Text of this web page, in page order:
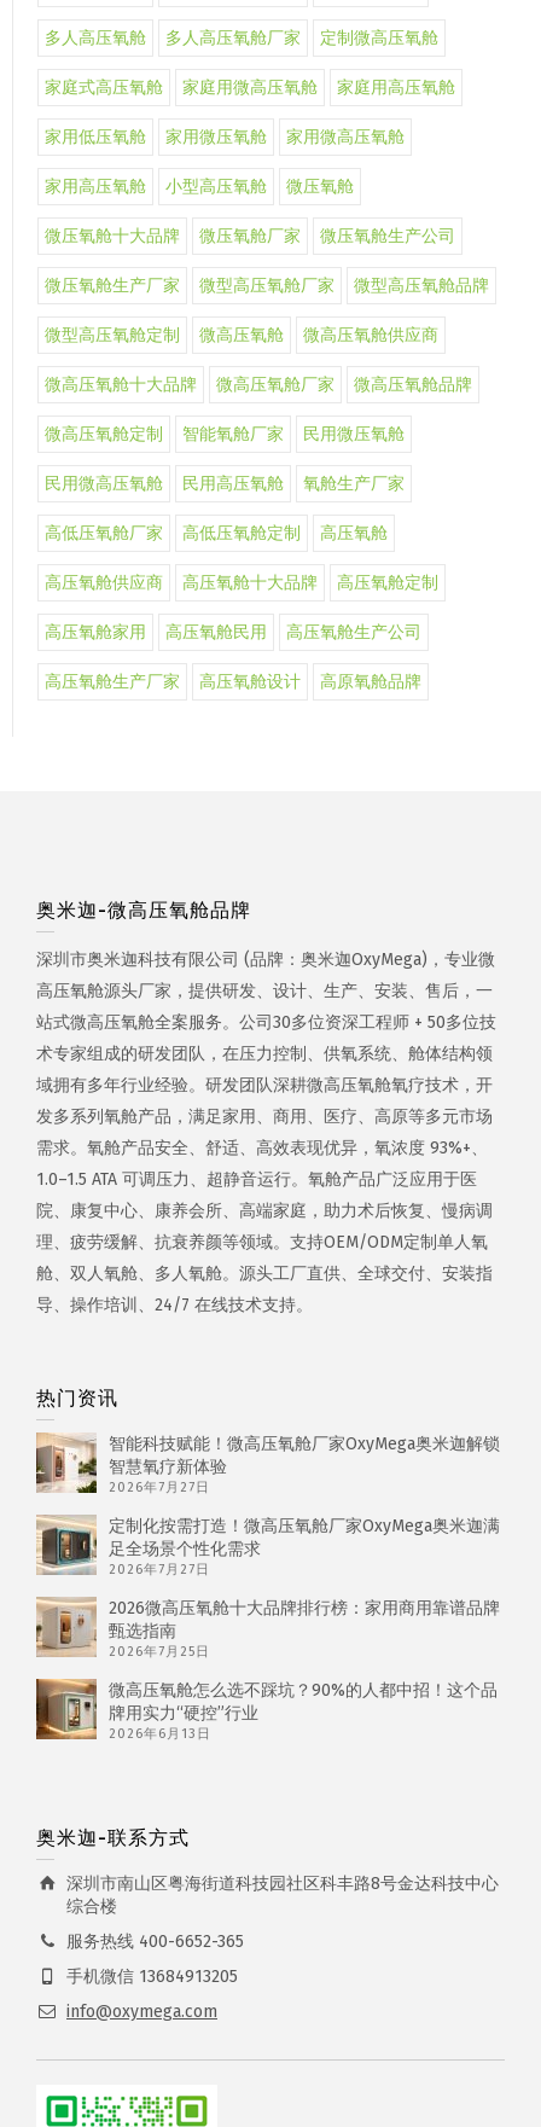
多人高压氧舱 多人高压氧舱厂家 定制微高压氧舱
家庭式高压氧舱 家庭用微高压氧舱 家庭用高压氧舱
家用低压氧舱 家用微压氧舱 家用微高压氧舱
家用高压氧舱 小型高压氧舱 微压氧舱
微压氧舱十大品牌 微压氧舱厂家 微压氧舱生产公司
微压氧舱生产厂家 微型高压氧舱厂家 微型高压氧舱品牌
微型高压氧舱定制 微高压氧舱 微高压氧舱供应商
微高压氧舱十大品牌 微高压氧舱厂家 微高压氧舱品牌
微高压氧舱定制 智能氧舱厂家 民用微压氧舱
民用微高压氧舱 民用高压氧舱 氧舱生产厂家
高低压氧舱厂家 高低压氧舱定制 高压氧舱
高压氧舱供应商 高压氧舱十大品牌 高压氧舱定制
高压氧舱家用 高压氧舱民用 高压氧舱生产公司
高压氧舱生产厂家 高压氧舱设计 高原氧舱品牌
奥米迦-微高压氧舱品牌
深圳市奥米迦科技有限公司 (品牌：奥米迦OxyMega)，专业微
高压氧舱源头厂家，提供研发、设计、生产、安装、售后，一
站式微高压氧舱全案服务。公司30多位资深工程师 + 50多位技
术专家组成的研发团队，在压力控制、供氧系统、舱体结构领
域拥有多年行业经验。研发团队深耕微高压氧舱氧疗技术，开
发多系列氧舱产品，满足家用、商用、医疗、高原等多元市场
需求。氧舱产品安全、舒适、高效表现优异，氧浓度 93%+、
1.0–1.5 ATA 可调压力、超静音运行。氧舱产品广泛应用于医
院、康复中心、康养会所、高端家庭，助力术后恢复、慢病调
理、疲劳缓解、抗衰养颜等领域。支持OEM/ODM定制单人氧
舱、双人氧舱、多人氧舱。源头工厂直供、全球交付、安装指
导、操作培训、24/7 在线技术支持。
热门资讯
智能科技赋能！微高压氧舱厂家OxyMega奥米迦解锁
智慧氧疗新体验
2026年7月27日
定制化按需打造！微高压氧舱厂家OxyMega奥米迦满
足全场景个性化需求
2026年7月27日
2026微高压氧舱十大品牌排行榜：家用商用靠谱品牌
甄选指南
2026年7月25日
微高压氧舱怎么选不踩坑？90%的人都中招！这个品
牌用实力“硬控”行业
2026年6月13日
奥米迦-联系方式
深圳市南山区粤海街道科技园社区科丰路8号金达科技中心
综合楼
服务热线 400-6652-365
手机微信 13684913205
info@oxymega.com